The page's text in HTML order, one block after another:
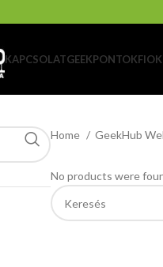
KAPCSOLATGEEKPONTOK
Home GeekHub
No products were